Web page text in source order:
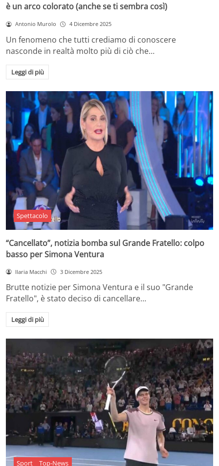
è un arco colorato (anche se ti sembra così)
Antonio Murolo 4 Dicembre 2025
Un fenomeno che tutti crediamo di conoscere
nasconde in realtà molto più di ciò che…
Leggi di più
Spettacolo
“Cancellato”, notizia bomba sul Grande Fratello: colpo
basso per Simona Ventura
Ilaria Macchi 3 Dicembre 2025
Brutte notizie per Simona Ventura e il suo "Grande
Fratello", è stato deciso di cancellare…
Leggi di più
Sport Top-News